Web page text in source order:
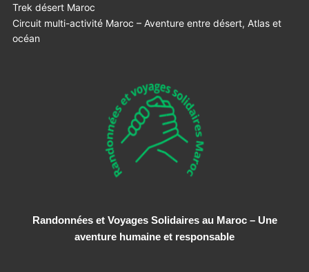
Trek désert Maroc
Circuit multi-activité Maroc – Aventure entre désert, Atlas et
océan
Randonnées et Voyages Solidaires au Maroc – Une
aventure humaine et responsable